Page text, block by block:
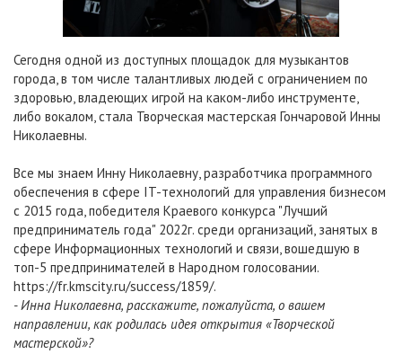
Сегодня одной из доступных площадок для музыкантов
города, в том числе талантливых людей с ограничением по
здоровью, владеющих игрой на каком-либо инструменте,
либо вокалом, стала Творческая мастерская Гончаровой Инны
Николаевны.
Все мы знаем Инну Николаевну, разработчика программного
обеспечения в сфере IT-технологий для управления бизнесом
с 2015 года, победителя Краевого конкурса "Лучший
предприниматель года" 2022г. среди организаций, занятых в
сфере Информационных технологий и связи, вошедшую в
топ-5 предпринимателей в Народном голосовании.
https://fr.kmscity.ru/success/1859/.
- Инна Николаевна, расскажите, пожалуйста, о вашем
направлении, как родилась идея открытия «Творческой
мастерской»?